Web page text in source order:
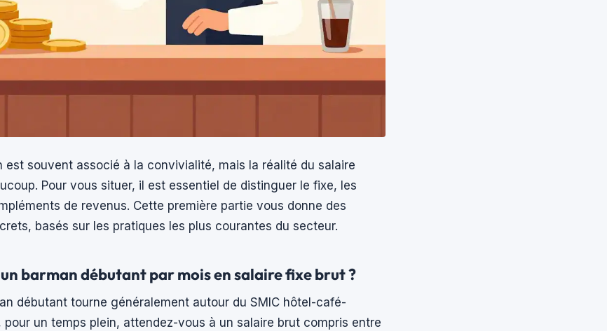
est souvent associé à la convivialité, mais la réalité du salaire
Pour vous situer, il est essentiel de distinguer le fixe, les
de revenus. Cette première partie vous donne des
basés sur les pratiques les plus courantes du secteur.
barman débutant par mois en salaire fixe brut ?
débutant tourne généralement autour du SMIC hôtel-café-
pour un temps plein, attendez-vous à un salaire brut compris entre